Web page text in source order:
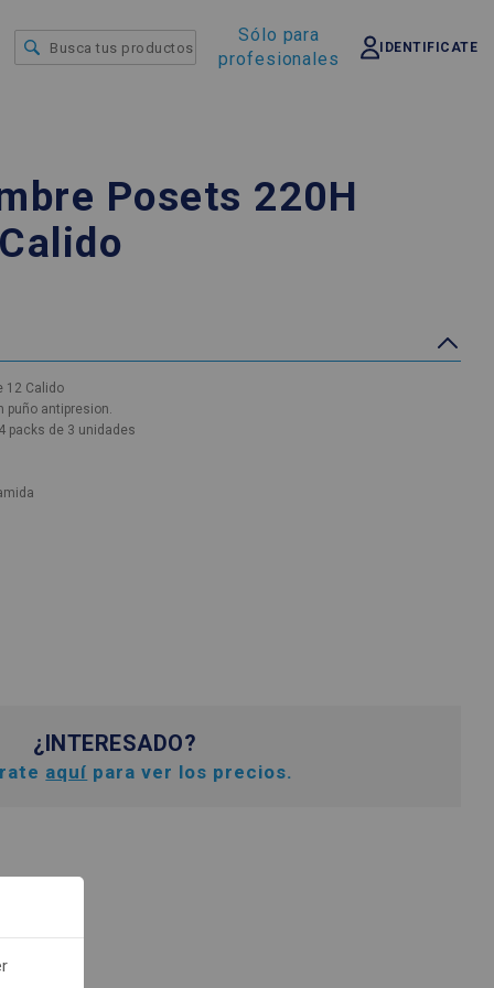
Sólo para
profesionales
IDENTIFICATE
Posets 220H
12 Calido
puño antipresion.
packs de 3 unidades
¿INTERESADO?
aquí para ver los precios.